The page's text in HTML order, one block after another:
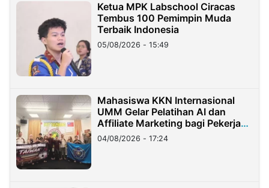
Ketua MPK Labschool Ciracas
Tembus 100 Pemimpin Muda
Terbaik Indonesia
05/08/2026 - 15:49
Mahasiswa KKN Internasional
UMM Gelar Pelatihan AI dan
Affiliate Marketing bagi Pekerja
Migran Indonesia di Taiwan
04/08/2026 - 17:24